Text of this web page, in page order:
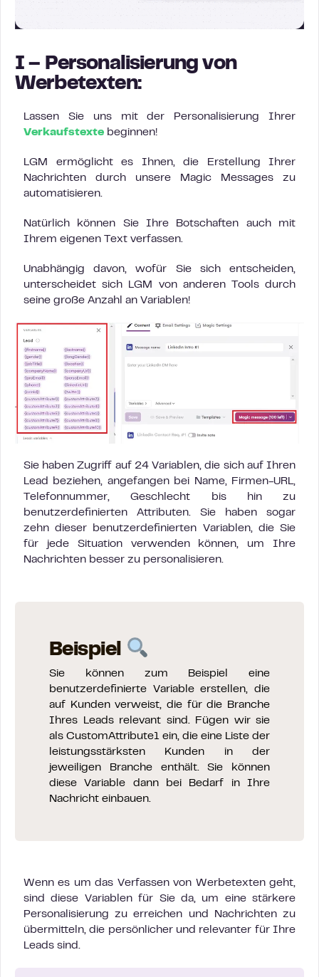
I – Personalisierung von
Werbetexten:
Lassen Sie uns mit der Personalisierung Ihrer
Verkaufstexte beginnen!
LGM ermöglicht es Ihnen, die Erstellung Ihrer
Nachrichten durch unsere Magic Messages zu
automatisieren.
Natürlich können Sie Ihre Botschaften auch mit
Ihrem eigenen Text verfassen.
Unabhängig davon, wofür Sie sich entscheiden,
unterscheidet sich LGM von anderen Tools durch
seine große Anzahl an Variablen!
Sie haben Zugriff auf 24 Variablen, die sich auf Ihren
Lead beziehen, angefangen bei Name, Firmen-URL,
Telefonnummer, Geschlecht bis hin zu
benutzerdefinierten Attributen. Sie haben sogar
zehn dieser benutzerdefinierten Variablen, die Sie
für jede Situation verwenden können, um Ihre
Nachrichten besser zu personalisieren.
Beispiel
Sie können zum Beispiel eine
benutzerdefinierte Variable erstellen, die
auf Kunden verweist, die für die Branche
Ihres Leads relevant sind. Fügen wir sie
als CustomAttribute1 ein, die eine Liste der
leistungsstärksten Kunden in der
jeweiligen Branche enthält. Sie können
diese Variable dann bei Bedarf in Ihre
Nachricht einbauen.
Wenn es um das Verfassen von Werbetexten geht,
sind diese Variablen für Sie da, um eine stärkere
Personalisierung zu erreichen und Nachrichten zu
übermitteln, die persönlicher und relevanter für Ihre
Leads sind.